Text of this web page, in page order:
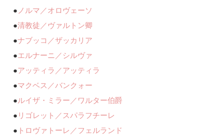
● ノルマ／オロヴェーソ
●清教徒／ヴァルトン卿
●ナブッコ／ザッカリア
●エルナーニ／シルヴァ
●アッティラ／アッティラ
●マクベス／バンクォー
●ルイザ・ミラー／ワルター伯爵
● リゴレット／スパラフチーレ
● トロヴァトーレ／フェルランド